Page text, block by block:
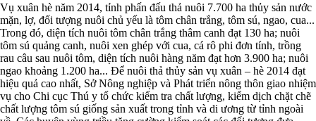
Vụ xuân hè năm 2014, tỉnh phấn đấu thả nuôi 7.700 ha thủy sản nước
mặn, lợ, đối tượng nuôi chủ yếu là tôm chân trắng, tôm sú, ngao, cua...
Trong đó, diện tích nuôi tôm chân trắng thâm canh đạt 130 ha; nuôi
tôm sú quảng canh, nuôi xen ghép với cua, cá rô phi đơn tính, trồng
rau câu sau nuôi tôm, diện tích nuôi hàng năm đạt hơn 3.900 ha; nuôi
ngao khoảng 1.200 ha... Để nuôi thả thủy sản vụ xuân – hè 2014 đạt
hiệu quả cao nhất, Sở Nông nghiệp và Phát triển nông thôn giao nhiệm
vụ cho Chi cục Thú y tổ chức kiểm tra chất lượng, kiểm dịch chặt chẽ
chất lượng tôm sú giống sản xuất trong tỉnh và di ương từ tỉnh ngoài